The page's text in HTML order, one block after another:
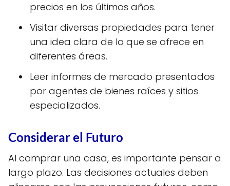
precios en los últimos años.
Visitar diversas propiedades para tener
una idea clara de lo que se ofrece en
diferentes áreas.
Leer informes de mercado presentados
por agentes de bienes raíces y sitios
especializados.
Considerar el Futuro
Al comprar una casa, es importante pensar a
largo plazo. Las decisiones actuales deben